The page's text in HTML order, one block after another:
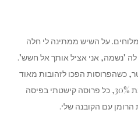
על השיש ממתינה לי חלה
"נשמה, אני אציל אותך אל חשש".
לטוסטר, כשהפרוסות הפכו לזהובות מאוד
מרחתי עליהן שכבה נדיבה של שמנת 30%, כל פרוסה קישטתי בפיסה
עם הקובנה שלי.